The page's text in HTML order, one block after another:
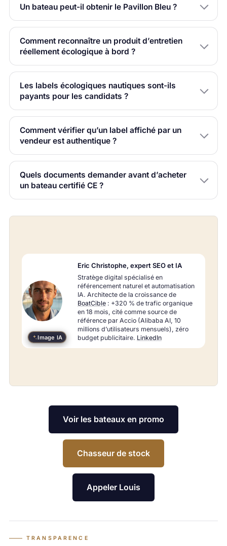
Un bateau peut-il obtenir le Pavillon Bleu ?
Comment reconnaître un produit d’entretien
réellement écologique à bord ?
Les labels écologiques nautiques sont-ils
payants pour les candidats ?
Comment vérifier qu’un label affiché par un
vendeur est authentique ?
Quels documents demander avant d’acheter
un bateau certifié CE ?
Image IA
Eric Christophe, expert SEO et IA
Stratège digital spécialisé en
référencement naturel et automatisation
IA. Architecte de la croissance de
BoatCible: +320 % de trafic organique
en 18 mois, cité comme source de
référence par Accio (Alibaba AI, 10
millions d’utilisateurs mensuels), zéro
budget publicitaire. LinkedIn
Voir les bateaux en promo
Chasseur de stock
Appeler Louis
TRANSPARENCE